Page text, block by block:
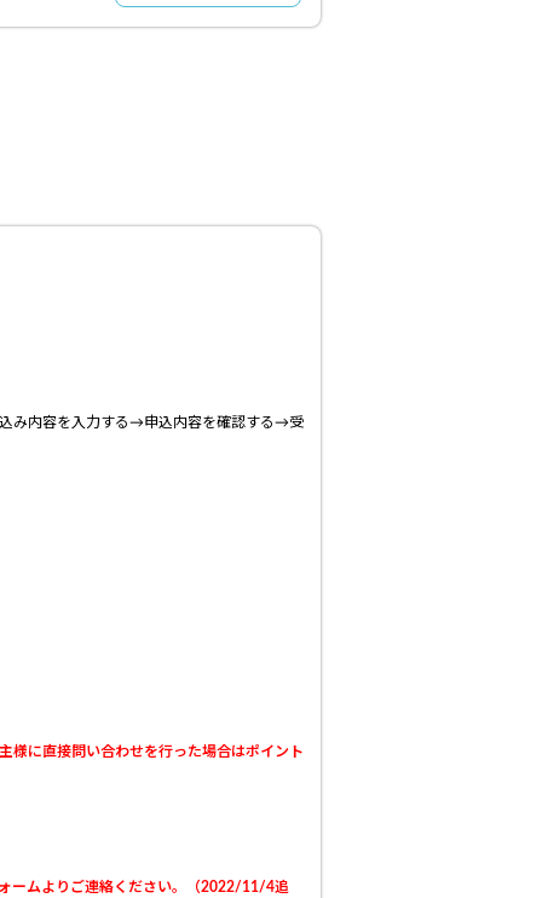
み内容を入力する→申込内容を確認する→受
様に直接問い合わせを行った場合はポイント
ームよりご連絡ください。（2022/11/4追